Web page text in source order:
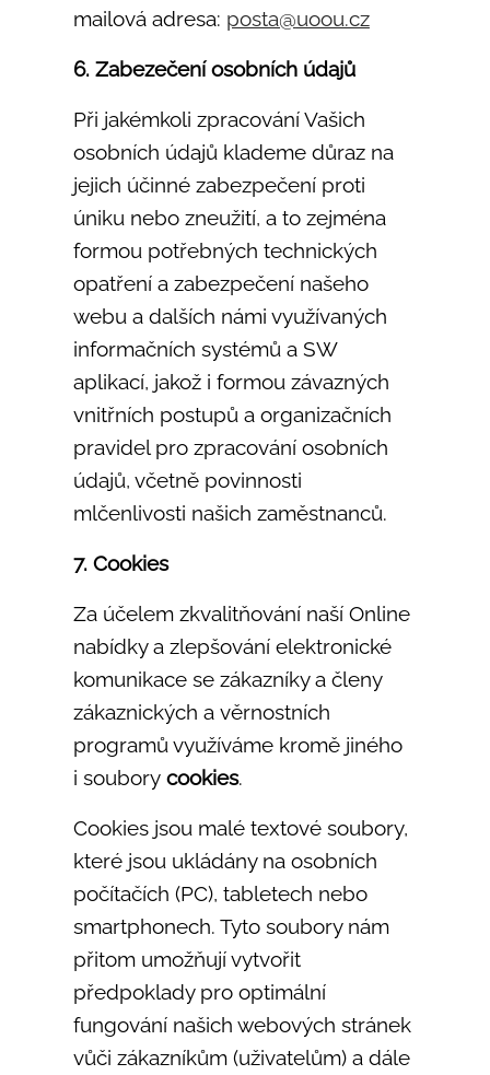
mailová adresa: posta@uoou.cz
6. Zabezečení osobních údajů
Při jakémkoli zpracování Vašich
osobních údajů klademe důraz na
jejich účinné zabezpečení proti
úniku nebo zneužití, a to zejména
formou potřebných technických
opatření a zabezpečení našeho
webu a dalších námi využívaných
informačních systémů a SW
aplikací, jakož i formou závazných
vnitřních postupů a organizačních
pravidel pro zpracování osobních
údajů, včetně povinnosti
mlčenlivosti našich zaměstnanců.
7. Cookies
Za účelem zkvalitňování naší Online
nabídky a zlepšování elektronické
komunikace se zákazníky a členy
zákaznických a věrnostních
programů využíváme kromě jiného
i soubory cookies.
Cookies jsou malé textové soubory,
které jsou ukládány na osobních
počítačích (PC), tabletech nebo
smartphonech. Tyto soubory nám
přitom umožňují vytvořit
předpoklady pro optimální
fungování našich webových stránek
vůči zákazníkům (uživatelům) a dále